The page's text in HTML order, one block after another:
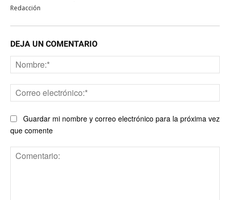
Redacción
DEJA UN COMENTARIO
Guardar mi nombre y correo electrónico para la próxima vez
que comente